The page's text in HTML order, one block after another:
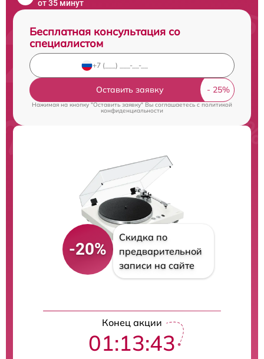
от 35 минут
Бесплатная консультация со
специалистом
Оставить заявку
Нажимая на кнопку "Оставить заявку" Вы соглашаетесь cполитикой
конфиденциальности
-20%
Скидка по
предварительной
записи на сайте
Конец акции
01:13:42